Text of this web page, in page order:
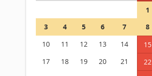
1
3
4 5 6 7 8
10
11 12 13 14 15
17
18 19 20 21 22